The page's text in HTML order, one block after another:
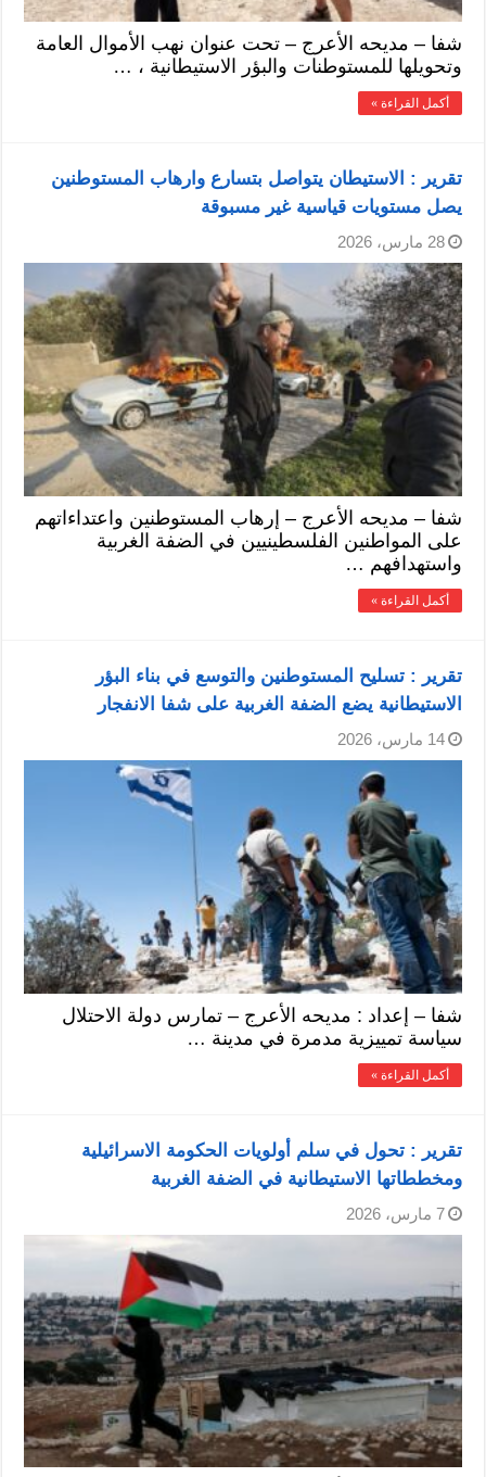
شفا – مديحه الأعرج – تحت عنوان نهب الأموال العامة
وتحويلها للمستوطنات والبؤر الاستيطانية ، …
أكمل القراءة »
تقرير : الاستيطان يتواصل بتسارع وارهاب المستوطنين
يصل مستويات قياسية غير مسبوقة
28 مارس، 2026
شفا – مديحه الأعرج – إرهاب المستوطنين واعتداءاتهم
على المواطنين الفلسطينيين في الضفة الغربية
واستهدافهم …
أكمل القراءة »
تقرير : تسليح المستوطنين والتوسع في بناء البؤر
الاستيطانية يضع الضفة الغربية على شفا الانفجار
14 مارس، 2026
شفا – إعداد : مديحه الأعرج – تمارس دولة الاحتلال
سياسة تمييزية مدمرة في مدينة …
أكمل القراءة »
تقرير : تحول في سلم أولويات الحكومة الاسرائيلية
ومخططاتها الاستيطانية في الضفة الغربية
7 مارس، 2026